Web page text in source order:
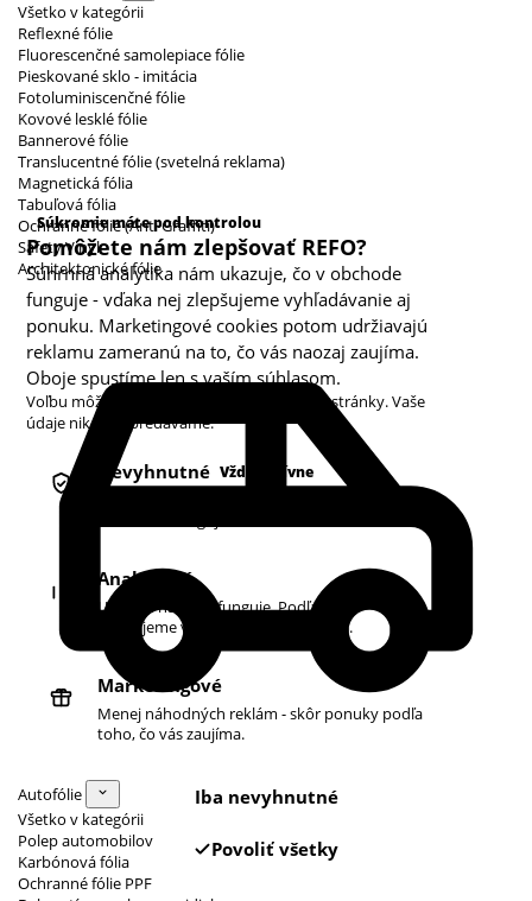
Všetko v kategórii
Reflexné fólie
Fluorescenčné samolepiace fólie
Pieskované sklo - imitácia
Fotoluminiscenčné fólie
Kovové lesklé fólie
Bannerové fólie
Translucentné fólie (svetelná reklama)
Magnetická fólia
Tabuľová fólia
Ochranné fólie (Anti Graffiti)
Safety Vinyl
Architektonické fólie
Autofólie
Všetko v kategórii
Polep automobilov
Karbónová fólia
Ochranné fólie PPF
Súkromie máte pod kontrolou
Pomôžete nám zlepšovať REFO?
Súhrnná analytika nám ukazuje, čo v obchode
funguje - vďaka nej zlepšujeme vyhľadávanie aj
ponuku. Marketingové cookies potom udržiavajú
reklamu zameranú na to, čo vás naozaj zaujíma.
Oboje spustíme len s vaším súhlasom.
Voľbu môžete kedykoľvek zmeniť v pätičke stránky. Vaše
údaje nikdy nepredávame.
Kategórie cookies
Nevyhnutné Vždy aktívne
Analytické
Ukazujú nám, čo funguje. Podľa toho
zlepšujeme vyhľadávanie aj ponuku.
Marketingové
Menej náhodných reklám - skôr ponuky podľa
toho, čo vás zaujíma.
Iba nevyhnutné
Povoliť všetky